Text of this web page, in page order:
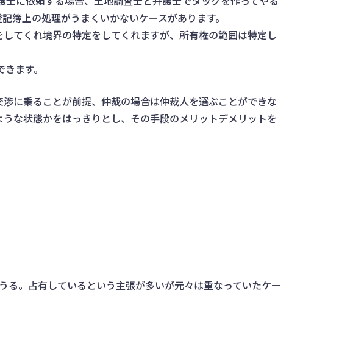
簿上の処理がうまくいかないケースがあります。
てくれ境界の特定をしてくれますが、所有権の範囲は特定し
ます。
に乗ることが前提、仲裁の場合は仲裁人を選ぶことができな
な状態かをはっきりとし、その手段のメリットデメリットを
。占有しているという主張が多いが元々は重なっていたケー